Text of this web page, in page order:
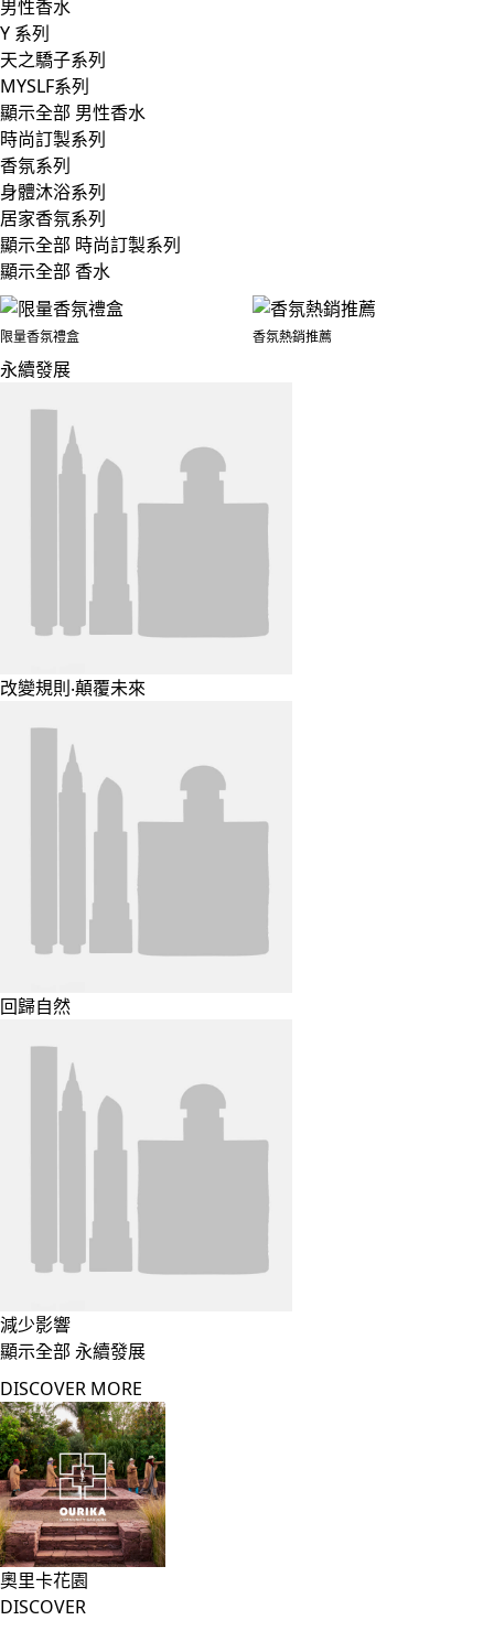
男性香水
Y 系列
天之驕子系列
MYSLF系列
顯示全部 男性香水
時尚訂製系列
香氛系列
身體沐浴系列
居家香氛系列
顯示全部 時尚訂製系列
顯示全部 香水
限量香氛禮盒 香氛熱銷推薦
永續發展
改變規則‧顛覆未來
回歸自然
減少影響
顯示全部 永續發展
DISCOVER MORE
奧里卡花園
DISCOVER